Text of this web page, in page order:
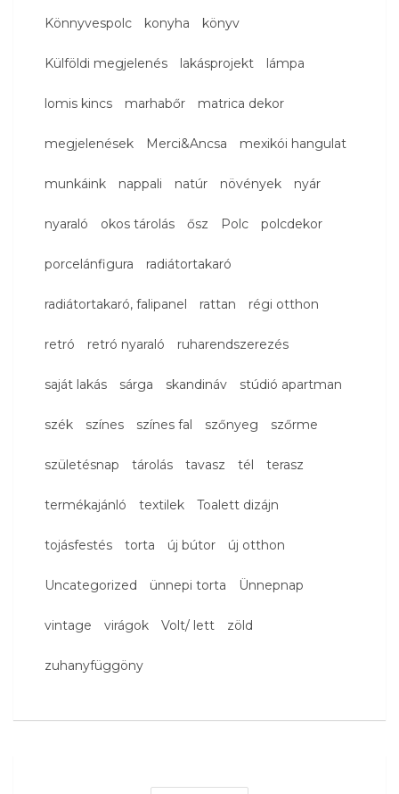
Könnyvespolc konyha könyv
Külföldi megjelenés lakásprojekt lámpa
lomis kincs marhabőr matrica dekor
megjelenések Merci&Ancsa mexikói hangulat
munkáink nappali natúr növények nyár
nyaraló okos tárolás ősz Polc polcdekor
porcelánfigura radiátortakaró
radiátortakaró, falipanel rattan régi otthon
retró retró nyaraló ruharendszerezés
saját lakás sárga skandináv stúdió apartman
szék színes színes fal szőnyeg szőrme
születésnap tárolás tavasz tél terasz
termékajánló textilek Toalett dizájn
tojásfestés torta új bútor új otthon
Uncategorized ünnepi torta Ünnepnap
vintage virágok Volt/ lett zöld
zuhanyfüggöny